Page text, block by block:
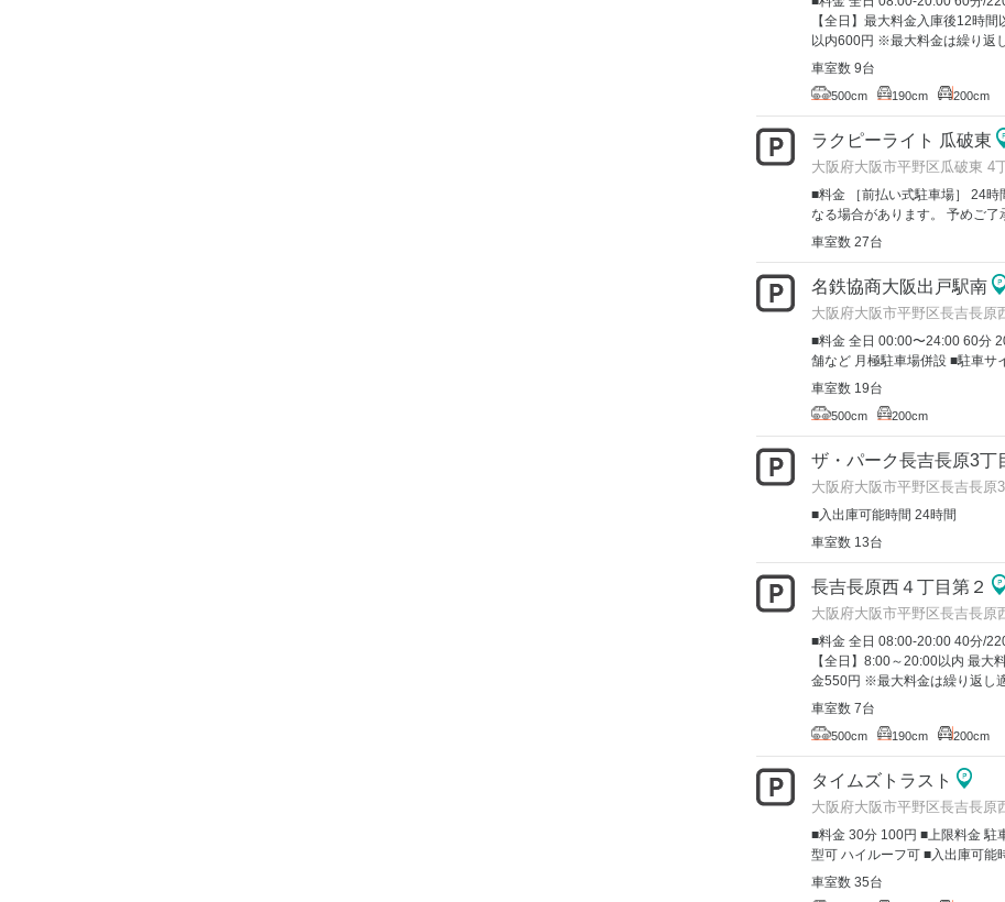
【全日】最大料金入庫後12時
以内600円 ※最大料金は繰り返
車室数 9台
500cm 190cm 200cm
ラクピーライト 瓜破東
大阪府大阪市平野区瓜破東 4
■料金 ［前払い式駐車場］ 24
なる場合があります。 予めご了
車室数 27台
名鉄協商大阪出戸駅南
大阪府大阪市平野区長吉長原
■料金 全日 00:00〜24:00 60分
舗など 月極駐車場併設 ■駐車サ
車室数 19台
500cm 200cm
ザ・パーク長吉長原3丁
大阪府大阪市平野区長吉長原
■入出庫可能時間 24時間
車室数 13台
長吉長原西４丁目第２
大阪府大阪市平野区長吉長原
■料金 全日 08:00-20:00 40分/
【全日】8:00～20:00以内 最
金550円 ※最大料金は繰り返し
車室数 7台
500cm 190cm 200cm
タイムズトラスト
大阪府大阪市平野区長吉長原
■料金 30分 100円 ■上限料金 駐
型可 ハイルーフ可 ■入出庫可能
車室数 35台